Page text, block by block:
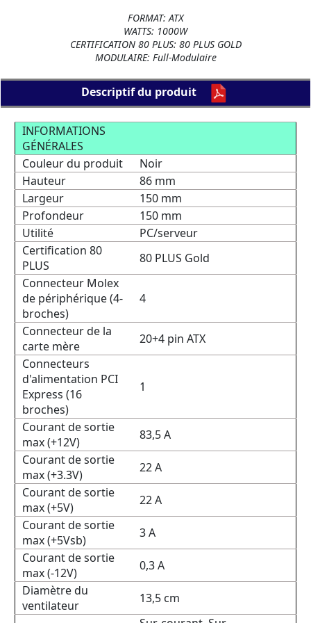
FORMAT: ATX
WATTS: 1000W
CERTIFICATION 80 PLUS: 80 PLUS GOLD
MODULAIRE: Full-Modulaire
Descriptif du produit
INFORMATIONS
GÉNÉRALES
Couleur du produit
Noir
Hauteur
86 mm
Largeur
150 mm
Profondeur
150 mm
Utilité
PC/serveur
Certification 80
PLUS
80 PLUS Gold
Connecteur Molex
de périphérique (4-
broches)
4
Connecteur de la
carte mère
20+4 pin ATX
Connecteurs
d'alimentation PCI
Express (16
broches)
1
Courant de sortie
max (+12V)
83,5 A
Courant de sortie
max (+3.3V)
22 A
Courant de sortie
max (+5V)
22 A
Courant de sortie
max (+5Vsb)
3 A
Courant de sortie
max (-12V)
0,3 A
Diamètre du
ventilateur
13,5 cm